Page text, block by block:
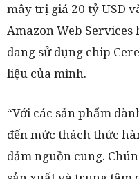
mây trị giá 20 tỷ USD
Amazon Web
đang sử dụng chip
liệu của mình.
“Với các sản phẩm
đến mức thách thức
đảm nguồn cung.